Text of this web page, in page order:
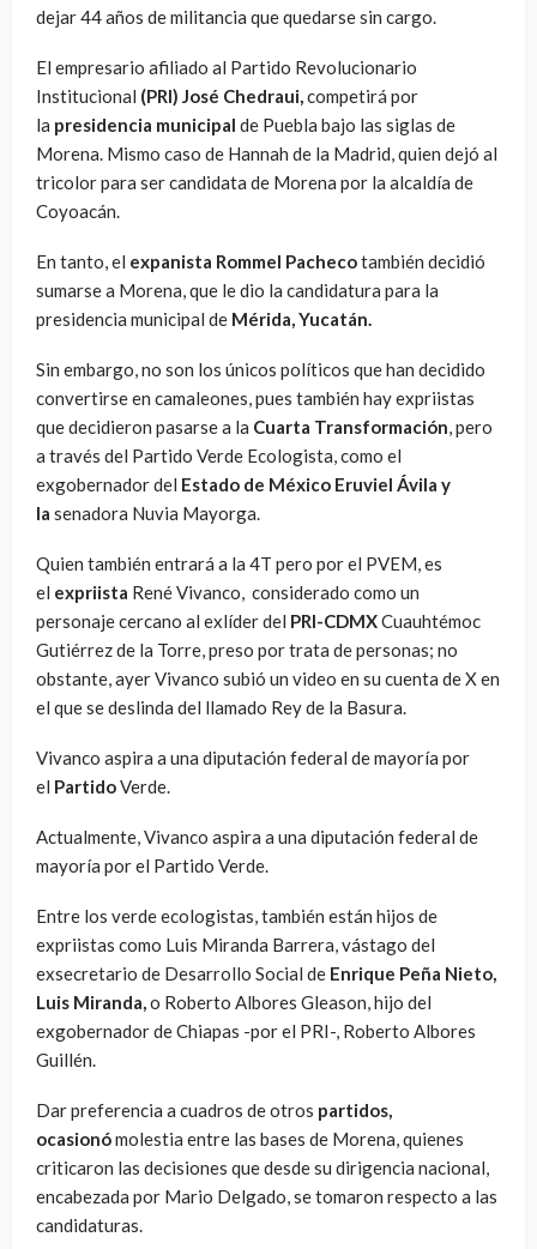
dejar 44 años de militancia que quedarse sin cargo.
El empresario afiliado al Partido Revolucionario
Institucional (PRI) José Chedraui,competirá por
la presidencia municipal de Puebla bajo las siglas de
Morena. Mismo caso de Hannah de la Madrid, quien dejó al
tricolor para ser candidata de Morena por la alcaldía de
Coyoacán.
En tanto, el expanista Rommel Pachecotambién decidió
sumarse a Morena, que le dio la candidatura para la
presidencia municipal de Mérida, Yucatán.
Sin embargo, no son los únicos políticos que han decidido
convertirse en camaleones, pues también hay expriistas
que decidieron pasarse a la Cuarta Transformación, pero
a través del Partido Verde Ecologista, como el
exgobernador del Estado de México Eruviel Ávila y
la senadora Nuvia Mayorga.
Quien también entrará a la 4T pero por el PVEM, es
el expriista René Vivanco, considerado como un
personaje cercano al exlíder del PRI-CDMXCuauhtémoc
Gutiérrez de la Torre, preso por trata de personas; no
obstante, ayer Vivanco subió un video en su cuenta de X en
el que se deslinda del llamado Rey de la Basura.
Vivanco aspira a una diputación federal de mayoría por
el PartidoVerde.
Actualmente, Vivanco aspira a una diputación federal de
mayoría por el Partido Verde.
Entre los verde ecologistas, también están hijos de
expriistas como Luis Miranda Barrera, vástago del
exsecretario de Desarrollo Social de Enrique Peña Nieto,
Luis Miranda,o Roberto Albores Gleason, hijo del
exgobernador de Chiapas -por el PRI-, Roberto Albores
Guillén.
Dar preferencia a cuadros de otros partidos,
ocasionómolestia entre las bases de Morena, quienes
criticaron las decisiones que desde su dirigencia nacional,
encabezada por Mario Delgado, se tomaron respecto a las
candidaturas.